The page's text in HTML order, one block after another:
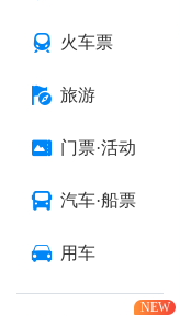
火车票
旅游
门票·活动
汽车·船票
用车
NEW